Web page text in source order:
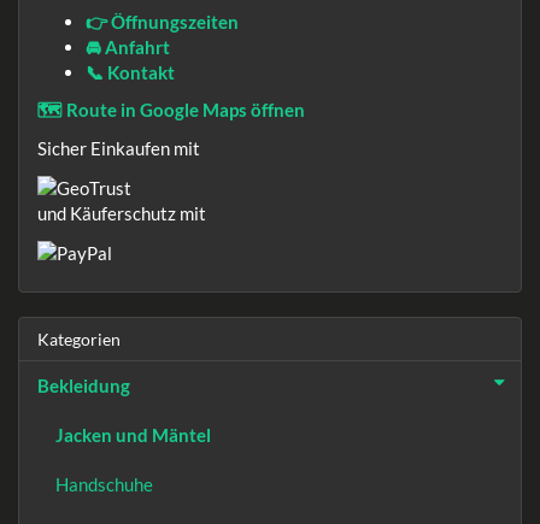
👉 Öffnungszeiten
🚘 Anfahrt
📞 Kontakt
🗺️ Route in Google Maps öffnen
Sicher Einkaufen mit
und Käuferschutz mit
Kategorien
Bekleidung
Jacken und Mäntel
Handschuhe